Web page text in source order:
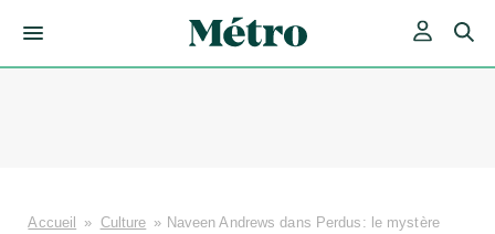
Accueil » Culture » Naveen Andrews dans Perdus: le mystère